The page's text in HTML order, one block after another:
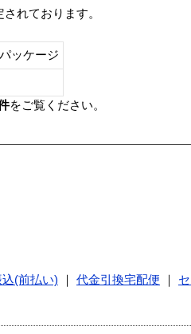
れております。
ッケージ
をご覧ください。
(前払い) 代金引換宅配便